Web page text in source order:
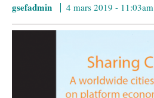
gsefadmin 4 mars 2019 - 11:03am